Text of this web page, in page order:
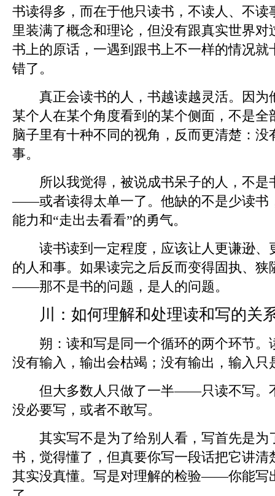
书读得多，而在于他只读书，不读人、不读
里装满了概念和理论，但没有跟真实世界
书上的原话，一遇到跟书上不一样的情况就
错了。
真正会读书的人，书越读越灵活。因为
某个人在某个角度看到的某个侧面，不是全
脑子里有十种不同的视角，反而更清楚：没
事。
所以我觉得，被说成书呆子的人，不是
——或者读得太单一了。他缺的不是少读书
能力和“走出去看看”的勇气。
读书读到一定程度，应该让人更谦逊、
的人和事。如果读完之后反而变得固执、狭
——那不是书的问题，是人的问题。
川： 如何理解和处理读和写的关
朔： 读和写是同一个循环的两个环节。
没有输入，输出会枯竭；没有输出，输入只
但大多数人只做了一半——只读不写。
没必要写，或者不敢写。
其实写不是为了给别人看，写首先是为
书，觉得懂了，但真要你写一段话把它讲清
其实没真懂。写是对理解的检验——你能写